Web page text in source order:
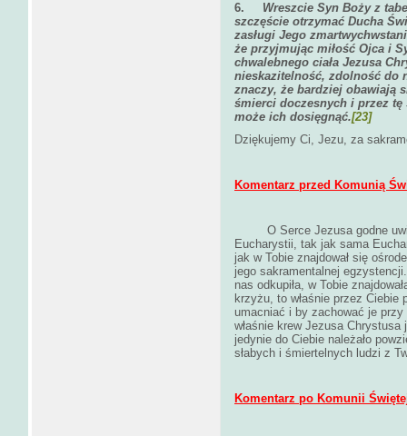
6. Wreszcie Syn Boży z
szczęście otrzymać Ducha
zasługi Jego
że przyjmując miłość Ojca i
chwalebnego ciała Jezusa
nieskazitelność, zdolność do
znaczy, że bardziej obawiają
śmierci doczesnych i przez tę
może ich dosięgnąć.[23]
Dziękujemy Ci, Jezu, za
Komentarz przed Komunią
O Serce Jezusa godne
Eucharystii, tak jak sama
jak w Tobie znajdował się
jego sakramentalnej
nas odkupiła, w Tobie
krzyżu, to właśnie przez
umacniać i by zachować je
właśnie krew Jezusa
jedynie do Ciebie należało
słabych i śmiertelnych ludzi z
Komentarz po Komunii